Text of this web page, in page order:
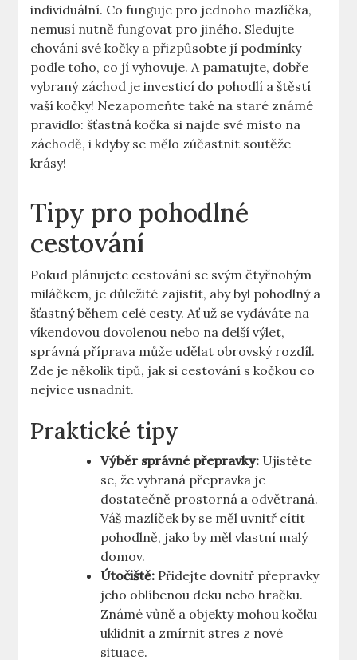
individuální. Co funguje pro jednoho mazlíčka,
nemusí nutně fungovat pro jiného. Sledujte
chování své kočky a přizpůsobte jí podmínky
podle toho, co jí vyhovuje. A pamatujte, dobře
vybraný záchod je investicí do pohodlí a štěstí
vaší kočky! Nezapomeňte také na staré známé
pravidlo: šťastná kočka si najde své místo na
záchodě, i kdyby se mělo zúčastnit soutěže
krásy!
Tipy pro pohodlné
cestování
Pokud plánujete cestování se svým čtyřnohým
miláčkem, je důležité zajistit, aby byl pohodlný a
šťastný během celé cesty. Ať už se vydáváte na
víkendovou dovolenou nebo na delší výlet,
správná příprava může udělat obrovský rozdíl.
Zde je několik tipů, jak si cestování s kočkou co
nejvíce usnadnit.
Praktické tipy
Výběr správné přepravky: Ujistěte
se, že vybraná přepravka je
dostatečně prostorná a odvětraná.
Váš mazlíček by se měl uvnitř cítit
pohodlně, jako by měl vlastní malý
domov.
Útočiště: Přidejte dovnitř přepravky
jeho oblíbenou deku nebo hračku.
Známé vůně a objekty mohou kočku
uklidnit a zmírnit stres z nové
situace.